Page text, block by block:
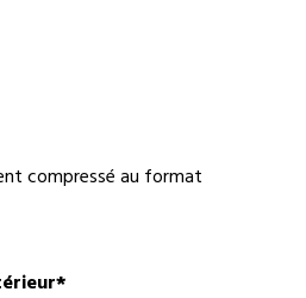
compressé au format
*